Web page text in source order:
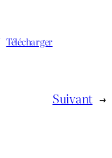
Télécharger
Suivant →